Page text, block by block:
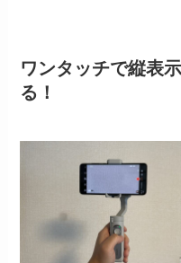
ワンタッチで縦表
る！